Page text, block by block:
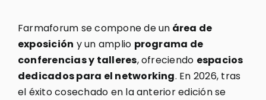
Farmaforum se compone de un área de
exposición y un amplio programa de
conferencias y talleres, ofreciendo espacios
dedicados para el networking. En 2026, tras
el éxito cosechado en la anterior edición se